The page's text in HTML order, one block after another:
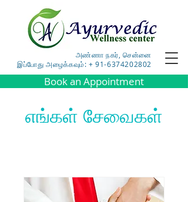
அண்ணா நகர், சென்னை
இப்போது அழைக்கவும்: + 91-6374202802
Book an Appointment
எங்கள் சேவைகள்